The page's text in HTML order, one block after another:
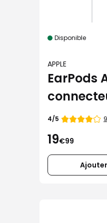
Disponible
APPLE
EarPods
Note
4/5
19€99